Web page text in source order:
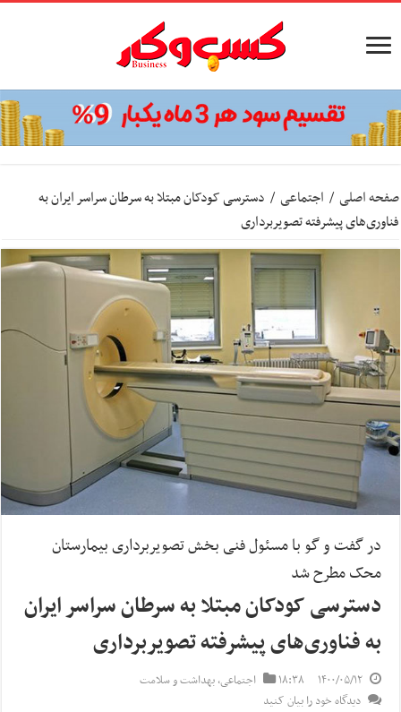
صفحه اصلی / اجتماعی / دسترسی کودکان مبتلا به سرطان سراسر ایران به
فناوری‌های پیشرفته تصویربرداری
در گفت و گو با مسئول فنی بخش تصویربرداری بیمارستان
محک مطرح شد
دسترسی کودکان مبتلا به سرطان سراسر ایران
به فناوری‌های پیشرفته تصویربرداری
۱۴۰۰/۰۵/۱۲ ۱۸:۳۸ اجتماعی,بهداشت و سلامت
دیدگاه خود را بیان کنید